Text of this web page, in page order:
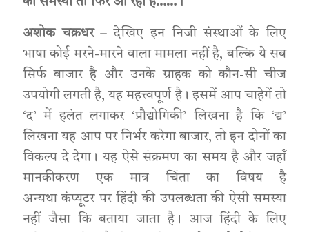
अशोक चक्रधर – देखिए इन निजी संस्थाओं के लिए
भाषा कोई मरने-मारने वाला मामला नहीं है, बल्कि ये सब
सिर्फ बाजार है और उनके ग्राहक को कौन-सी चीज
उपयोगी लगती है, यह महत्त्वपूर्ण है। इसमें आप चाहेगें तो
‘द’ में हलंत लगाकर ‘प्रौद्योगिकी’ लिखना है कि ‘द्य’
लिखना यह आप पर निर्भर करेगा बाजार, तो इन दोनों का
विकल्प दे देगा। यह ऐसे संक्रमण का समय है और जहाँ
मानकीकरण एक मात्र चिंता का विषय है
अन्यथा कंप्यूटर पर हिंदी की उपलब्धता की ऐसी समस्या
नहीं जैसा कि बताया जाता है। आज हिंदी के लिए